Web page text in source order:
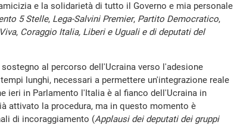
e la solidarietà di tutto il Governo e mia personale
5 Stelle, Lega-Salvini Premier, Partito Democratico,
, Coraggio Italia, Liberi e Uguali e di deputati del
al percorso dell'Ucraina verso l'adesione
lunghi, necessari a permettere un'integrazione reale
ieri in Parlamento l'Italia è al fianco dell'Ucraina in
attivato la procedura, ma in questo momento è
di incoraggiamento (Applausi dei deputati dei gruppi